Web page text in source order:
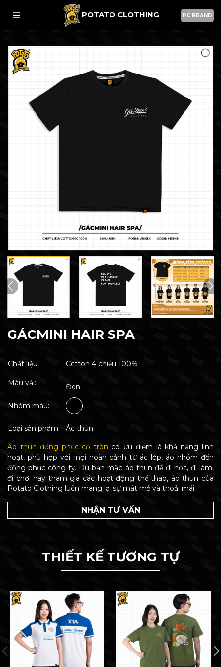
POTATO CLOTHING PC BRAND
GÁCMINI HAIR SPA
Chất liệu: Cotton 4 chiều 100%
Màu vải: Đen
Nhóm màu:
Loại sản phẩm: Áo thun
Áo thun đồng phục cổ tròn có ưu điểm là khả năng linh
hoạt, phù hợp với mọi hoàn cảnh từ áo lớp, áo nhóm đến
đồng phục công ty. Dù bạn mặc áo thun để đi học, đi làm,
đi chơi hay tham gia các hoạt động thể thao, áo thun của
Potato Clothing luôn mang lại sự mát mẻ và thoải mái.
NHẬN TƯ VẤN
THIẾT KẾ TƯƠNG TỰ